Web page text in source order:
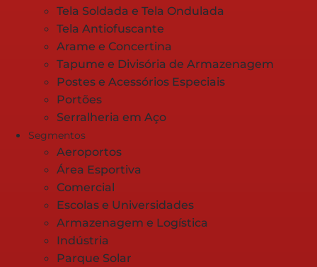
Tela Soldada e Tela Ondulada
Tela Antiofuscante
Arame e Concertina
Tapume e Divisória de Armazenagem
Postes e Acessórios Especiais
Portões
Serralheria em Aço
Segmentos
Aeroportos
Área Esportiva
Comercial
Escolas e Universidades
Armazenagem e Logística
Indústria
Parque Solar